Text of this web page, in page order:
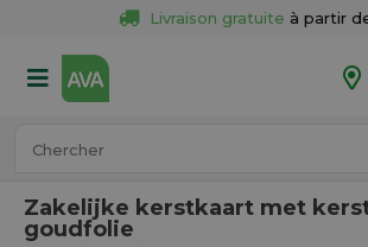
Livraison gratuite à partir
50 magasins
Zakelijke kerstkaart met
goudfolie